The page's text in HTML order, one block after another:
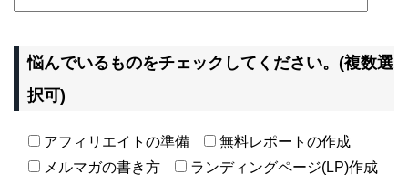
悩んでいるものをチェックしてください。(複数選
択可)
アフィリエイトの準備
無料レポートの作成
メルマガの書き方
ランディングページ(LP)作成